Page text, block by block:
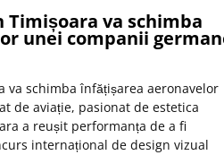
va schimba
unei companii
va schimba înfățișarea aeronavelor
de aviație, pasionat de estetica
a reușit performanța de a fi
internațional de design vizual